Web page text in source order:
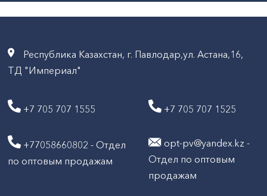
Республика Казахстан, г. Павлодар,ул. Астана,16,
ТД "Империал"
+7 705 707 1555 +7 705 707 1525
+77058660802 - Отдел
по оптовым продажам
opt-pv@yandex.kz -
Отдел по оптовым
продажам